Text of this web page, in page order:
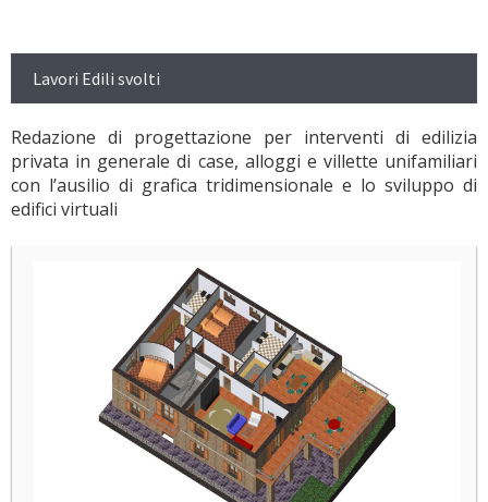
Lavori Edili svolti
Redazione di progettazione per interventi di edilizia
privata in generale di case, alloggi e villette unifamiliari
con l’ausilio di grafica tridimensionale e lo sviluppo di
edifici virtuali